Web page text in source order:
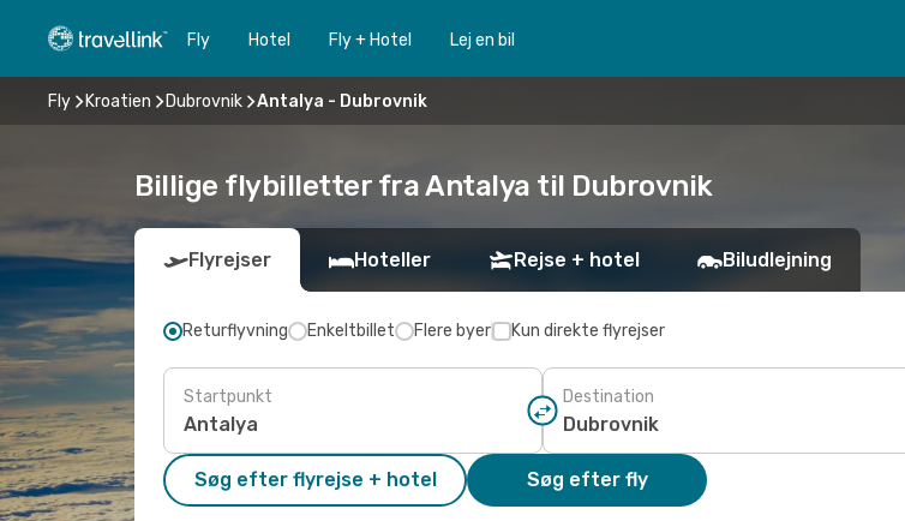
Fly Hotel Fly + Hotel Lej en bil
Fly Kroatien Dubrovnik Antalya - Dubrovnik
Billige flybilletter fra Antalya til Dubrovnik
Flyrejser Hoteller Rejse + hotel Biludlejning
Returflyvning Enkeltbillet Flere byer Kun direkte flyrejser
Startpunkt Destination
Søg efter flyrejse + hotel Søg efter fly